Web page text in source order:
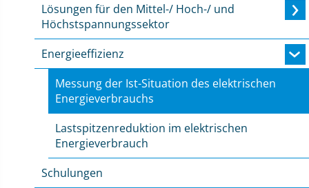
Lösungen für den Mittel-/ Hoch-/ und
Höchstspannungssektor
Energieeffizienz
Messung der Ist-Situation des elektrischen
Energieverbrauchs
Lastspitzenreduktion im elektrischen
Energieverbrauch
Schulungen